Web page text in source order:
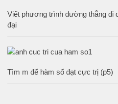
Viết phương trình đường thẳng đi
đại
Tìm m để hàm số đạt cực trị (p5)